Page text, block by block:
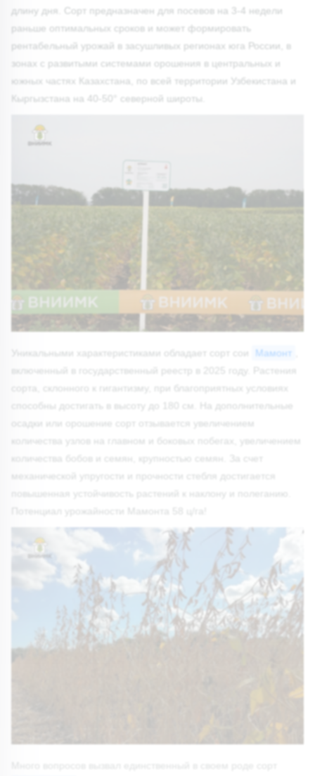
длину дня. Сорт предназначен для посевов на 3-4 недели
раньше оптимальных сроков и может формировать
рентабельный урожай в засушливых регионах юга России, в
зонах с развитыми системами орошения в центральных и
южных частях Казахстана, по всей территории Узбекистана и
Кыргызстана на 40-50° северной широты.
Уникальными характеристиками обладает сорт сои Мамонт
включенный в государственный реестр в 2025 году. Растения
сорта, склонного к гигантизму, при благоприятных условиях
способны достигать в высоту до 180 см. На дополнительные
осадки или орошение сорт отзывается увеличением
количества узлов на главном и боковых побегах, увеличением
количества бобов и семян, крупностью семян. За счет
механической упругости и прочности стебля достигается
повышенная устойчивость растений к наклону и полеганию.
Потенциал урожайности Мамонта 58 ц/га!